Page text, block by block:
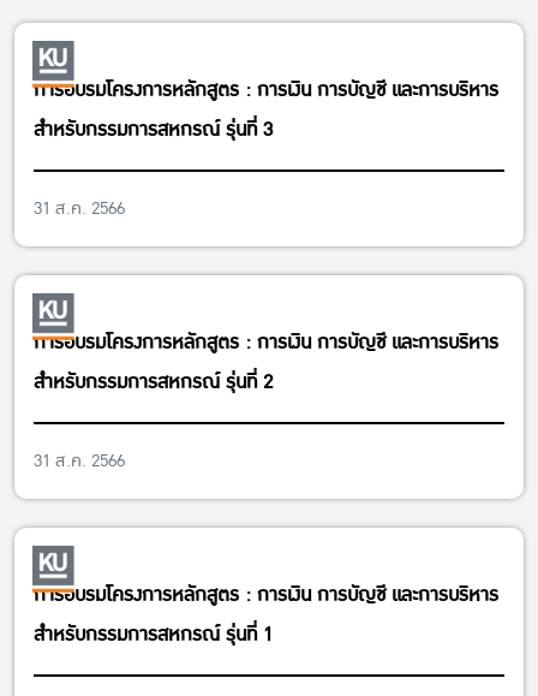
การอบรมโครงการหลักสูตร : การเงิน การบัญชี และการบริหาร
สำหรับกรรมการสหกรณ์ รุ่นที่ 3
31 ส.ค. 2566
การอบรมโครงการหลักสูตร : การเงิน การบัญชี และการบริหาร
สำหรับกรรมการสหกรณ์ รุ่นที่ 2
31 ส.ค. 2566
การอบรมโครงการหลักสูตร : การเงิน การบัญชี และการบริหาร
สำหรับกรรมการสหกรณ์ รุ่นที่ 1